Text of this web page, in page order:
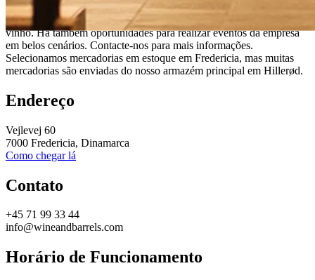
Em nosso lindo showroom em Fredericia, você encontra um total de
600m2 repleto de todos os equipamentos mais bacanas para o seu
vinho. Há também oportunidades para realizar eventos da empresa
em belos cenários. Contacte-nos para mais informações.
Selecionamos mercadorias em estoque em Fredericia, mas muitas
mercadorias são enviadas do nosso armazém principal em Hillerød.
Endereço
Vejlevej 60
7000 Fredericia, Dinamarca
Como chegar lá
Contato
+45 71 99 33 44
info@wineandbarrels.com
Horário de Funcionamento